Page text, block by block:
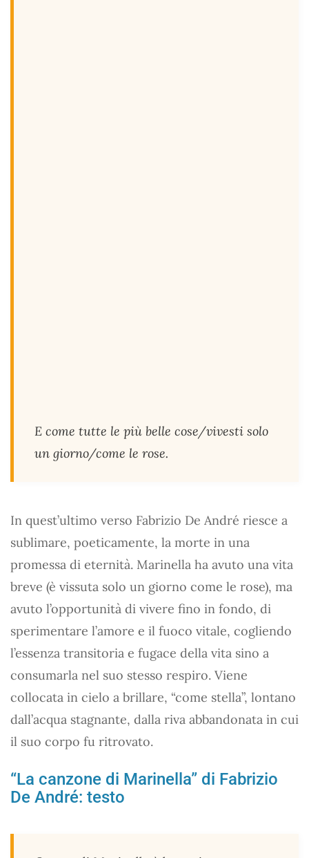
E come tutte le più belle cose/vivesti solo
un giorno/come le rose.
In quest’ultimo verso Fabrizio De André riesce a
sublimare, poeticamente, la morte in una
promessa di eternità. Marinella ha avuto una vita
breve (è vissuta solo un giorno come le rose), ma
avuto l’opportunità di vivere fino in fondo, di
sperimentare l’amore e il fuoco vitale, cogliendo
l’essenza transitoria e fugace della vita sino a
consumarla nel suo stesso respiro. Viene
collocata in cielo a brillare, “come stella”, lontano
dall’acqua stagnante, dalla riva abbandonata in cui
il suo corpo fu ritrovato.
“La canzone di Marinella” di Fabrizio
De André: testo